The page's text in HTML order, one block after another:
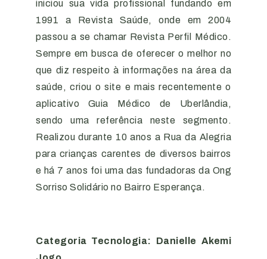
iniciou sua vida profissional fundando em
1991 a Revista Saúde, onde em 2004
passou a se chamar Revista Perfil Médico.
Sempre em busca de oferecer o melhor no
que diz respeito à informações na área da
saúde, criou o site e mais recentemente o
aplicativo Guia Médico de Uberlândia,
sendo uma referência neste segmento.
Realizou durante 10 anos a Rua da Alegria
para crianças carentes de diversos bairros
e há 7 anos foi uma das fundadoras da Ong
Sorriso Solidário no Bairro Esperança.
Categoria Tecnologia: Danielle Akemi